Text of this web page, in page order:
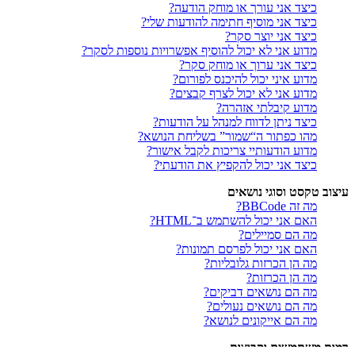
כיצד אני עורך או מוחק הודעה?
כיצד אני מוסיף חתימה להודעות שלי?
כיצד אני יוצר סקר?
מדוע אני לא יכול להוסיף אפשרויות נוספות לסקר?
כיצד אני ערוך או מוחק סקר?
מדוע איני יכול להיכנס לפורום?
מדוע אני לא יכול לצרף קבצים?
מדוע קיבלתי אזהרה?
כיצד ניתן לדווח למנהל על הודעות?
מהו כפתור ה“שמור” בשליחת הנושא?
מדוע הודעותיי צריכות לקבל אישור?
כיצד אני יכול להקפיץ את הודעתי?
עיצוב טקסט וסוגי נושאים
מה זה BBCode?
האם אני יכול להשתמש ב־HTML?
מה הם סמיילים?
האם אני יכול לפרסם תמונות?
מה הן הכרזות גלובליות?
מה הן הכרזות?
מה הם נושאים דביקים?
מה הם נושאים נעולים?
מה הם אייקונים לנושא?